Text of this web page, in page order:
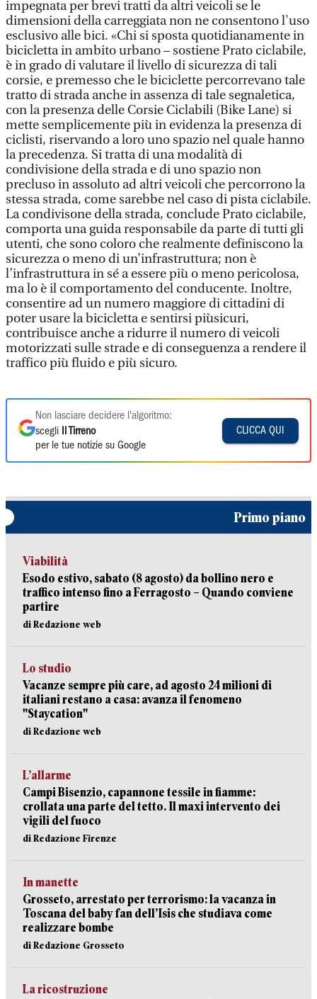
impegnata per brevi tratti da altri veicoli se le
dimensioni della carreggiata non ne consentono l'uso
esclusivo alle bici. «Chi si sposta quotidianamente in
bicicletta in ambito urbano – sostiene Prato ciclabile,
è in grado di valutare il livello di sicurezza di tali
corsie, e premesso che le biciclette percorrevano tale
tratto di strada anche in assenza di tale segnaletica,
con la presenza delle Corsie Ciclabili (Bike Lane) si
mette semplicemente più in evidenza la presenza di
ciclisti, riservando a loro uno spazio nel quale hanno
la precedenza. Si tratta di una modalità di
condivisione della strada e di uno spazio non
precluso in assoluto ad altri veicoli che percorrono la
stessa strada, come sarebbe nel caso di pista ciclabile.
La condivisone della strada, conclude Prato ciclabile,
comporta una guida responsabile da parte di tutti gli
utenti, che sono coloro che realmente definiscono la
sicurezza o meno di un’infrastruttura; non è
l’infrastruttura in sé a essere più o meno pericolosa,
ma lo è il comportamento del conducente. Inoltre,
consentire ad un numero maggiore di cittadini di
poter usare la bicicletta e sentirsi piùsicuri,
contribuisce anche a ridurre il numero di veicoli
motorizzati sulle strade e di conseguenza a rendere il
traffico più fluido e più sicuro.
Non lasciare decidere l'algoritmo:
scegli
Il Tirreno
per le tue notizie su Google
CLICCA QUI
Primo piano
Viabilità
Esodo estivo, sabato (8 agosto) da bollino nero e
traffico intenso fino a Ferragosto – Quando conviene
partire
di Redazione web
Lo studio
Vacanze sempre più care, ad agosto 24 milioni di
italiani restano a casa: avanza il fenomeno
"Staycation"
di Redazione web
L’allarme
Campi Bisenzio, capannone tessile in fiamme:
crollata una parte del tetto. Il maxi intervento dei
vigili del fuoco
di Redazione Firenze
In manette
Grosseto, arrestato per terrorismo: la vacanza in
Toscana del baby fan dell’Isis che studiava come
realizzare bombe
di Redazione Grosseto
La ricostruzione